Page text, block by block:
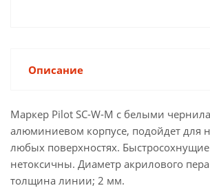
Описание
Маркер Pilot SC-W-M с белыми
алюминиевом корпусе, подойдет для
любых поверхностях.
нетоксичны. Диаметр акрилового
толщина линии; 2 мм.